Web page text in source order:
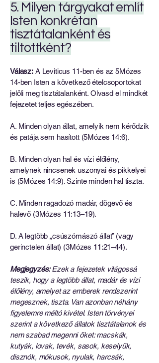
5. Milyen tárgyakat említ
Isten konkrétan
tisztátalanként és
tiltottként?
Válasz:A Leviticus 11-ben és az 5Mózes
14-ben Isten a következő ételcsoportokat
jelöli meg tisztátalanként. Olvasd el mindkét
fejezetet teljes egészében.
A. Minden olyan állat, amelyik nem kérődzik
és patája sem hasított (5Mózes 14:6).
B. Minden olyan hal és vízi élőlény,
amelynek nincsenek uszonyai és pikkelyei
is (5Mózes 14:9). Szinte minden hal tiszta.
C. Minden ragadozó madár, dögevő és
halevő (3Mózes 11:13–19).
D. A legtöbb „csúszómászó állat” (vagy
gerinctelen állat) (3Mózes 11:21–44).
Megjegyzés:Ezek a fejezetek világossá
teszik, hogy a legtöbb állat, madár és vízi
élőlény, amelyet az emberek rendszerint
megesznek, tiszta. Van azonban néhány
figyelemre méltó kivétel. Isten törvényei
szerint a következő állatok tisztátalanok és
nem szabad megenni őket: macskák,
kutyák, lovak, tevék, sasok, keselyűk,
disznók, mókusok, nyulak, harcsák,